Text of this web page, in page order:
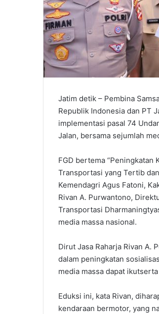
Jatim detik – Pembina
Republik Indonesia dan PT
implementasi pasal 74
Jalan, bersama sejumlah
FGD bertema “Peningkatan
Transportasi yang Tertib
Kemendagri Agus Fatoni,
Rivan A. Purwantono,
Transportasi
media massa nasional.
Dirut Jasa Raharja Rivan A.
dalam peningkatan
media massa dapat
Eduksi ini, kata Rivan,
kendaraan bermotor, yang